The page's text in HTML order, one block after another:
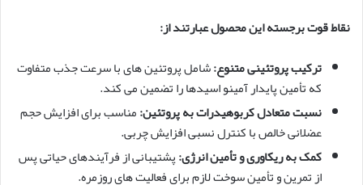
نقاط قوت برجسته این محصول عبارتند از:
ترکیب پروتئینی متنوع:شامل پروتئین های با سرعت جذب متفاوت
که تأمین پایدار آمینو اسیدها را تضمین می کند.
نسبت متعادل کربوهیدرات به پروتئین:مناسب برای افزایش حجم
عضلانی خالص با کنترل نسبی افزایش چربی.
کمک به ریکاوری و تأمین انرژی:پشتیبانی از فرآیندهای حیاتی پس
از تمرین و تأمین سوخت لازم برای فعالیت های روزمره.